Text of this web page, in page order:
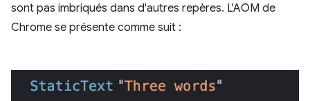
sont pas imbriqués dans d'autres repères. L'AOM de
Chrome se présente comme suit :